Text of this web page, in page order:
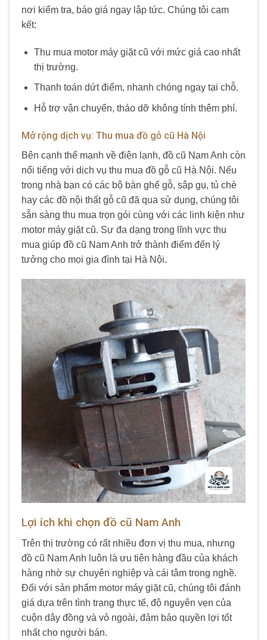
nơi kiểm tra, báo giá ngay lập tức. Chúng tôi cam
kết:
Thu mua motor máy giặt cũ với mức giá cao nhất
thị trường.
Thanh toán dứt điểm, nhanh chóng ngay tại chỗ.
Hỗ trợ vận chuyển, tháo dỡ không tính thêm phí.
Mở rộng dịch vụ: Thu mua đồ gỗ cũ Hà Nội
Bên cạnh thế mạnh về điện lạnh, đồ cũ Nam Anh còn
nổi tiếng với dịch vụ thu mua đồ gỗ cũ Hà Nội. Nếu
trong nhà bạn có các bộ bàn ghế gỗ, sập gụ, tủ chè
hay các đồ nội thất gỗ cũ đã qua sử dụng, chúng tôi
sẵn sàng thu mua trọn gói cùng với các linh kiện như
motor máy giặt cũ. Sự đa dạng trong lĩnh vực thu
mua giúp đồ cũ Nam Anh trở thành điểm đến lý
tưởng cho mọi gia đình tại Hà Nội.
Lợi ích khi chọn đồ cũ Nam Anh
Trên thị trường có rất nhiều đơn vị thu mua, nhưng
đồ cũ Nam Anh luôn là ưu tiên hàng đầu của khách
hàng nhờ sự chuyên nghiệp và cái tâm trong nghề.
Đối với sản phẩm motor máy giặt cũ, chúng tôi đánh
giá dựa trên tình trạng thực tế, độ nguyên vẹn của
cuộn dây đồng và vỏ ngoài, đảm bảo quyền lợi tốt
nhất cho người bán.